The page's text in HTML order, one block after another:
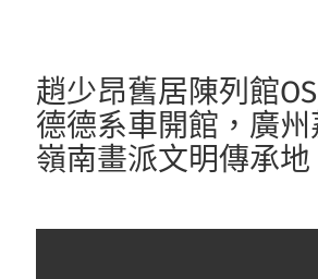
趙少昂舊居陳列館
德德系車開館，廣
嶺南畫派文明傳承地